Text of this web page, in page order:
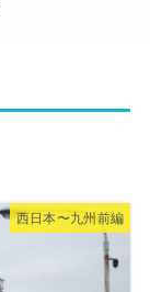
西日本〜九州前編